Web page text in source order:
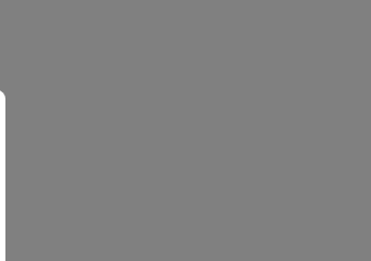
- Menü öffnen